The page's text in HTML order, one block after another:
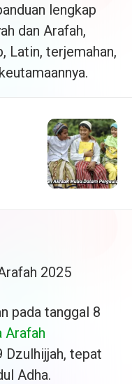
lengkap
dan Arafah,
Latin, terjemahan,
2025
pada tanggal 8
Arafah
Dzulhijjah, tepat
Adha.